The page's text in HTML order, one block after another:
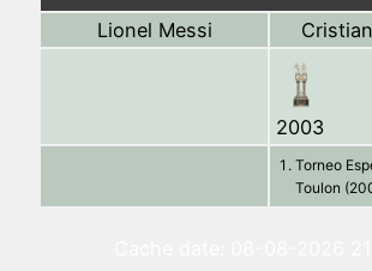
Lionel Messi
2003
Torneo
Toulon